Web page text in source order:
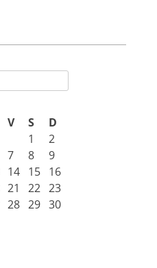
V S
D
1
2
7 8
9
14 15 16
21 22 23
28 29 30